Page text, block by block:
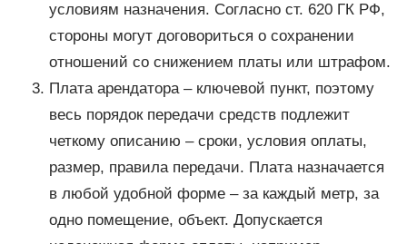
условиям назначения. Согласно ст. 620 ГК РФ,
стороны могут договориться о сохранении
отношений со снижением платы или штрафом.
Плата арендатора – ключевой пункт, поэтому
весь порядок передачи средств подлежит
четкому описанию – сроки, условия оплаты,
размер, правила передачи. Плата назначается
в любой удобной форме – за каждый метр, за
одно помещение, объект. Допускается